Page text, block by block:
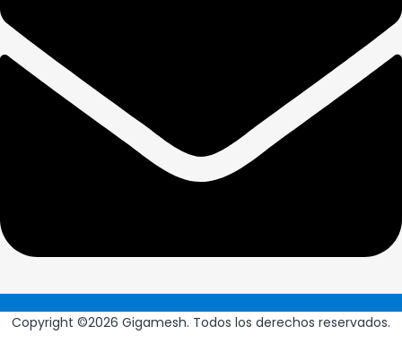
Copyright ©2026 Gigamesh. Todos los derechos reservados.